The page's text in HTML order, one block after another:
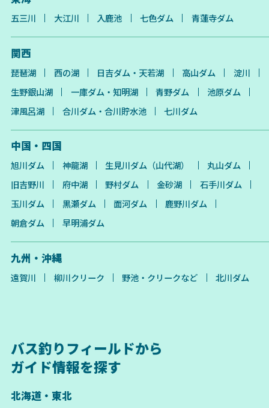
五三川 大江川 入鹿池 七色ダム 青蓮寺ダム
関西
琵琶湖 西の湖 日吉ダム・天若湖 高山ダム
淀川
生野銀山湖
一庫ダム・知明湖 青野ダム
池原ダム
津風呂湖
合川ダム・合川貯水池 七川ダム
中国・四国
旭川ダム 神龍湖 生見川ダム（山代湖）
丸山ダム
旧吉野川
府中湖 野村ダム 金砂湖
石手川ダム
玉川ダム
黒瀬ダム 面河ダム
鹿野川ダム
朝倉ダム
早明浦ダム
九州・沖縄
遠賀川 柳川クリーク 野池・クリークなど 北川ダム
バス釣りフィールドから
ガイド情報を探す
北海道・東北